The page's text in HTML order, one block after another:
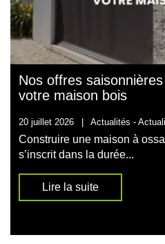
Nos offres
votre maison bois
20 juillet 2026 Actualités -
Construire une maison à
s’inscrit dans la durée...
Lire la suite